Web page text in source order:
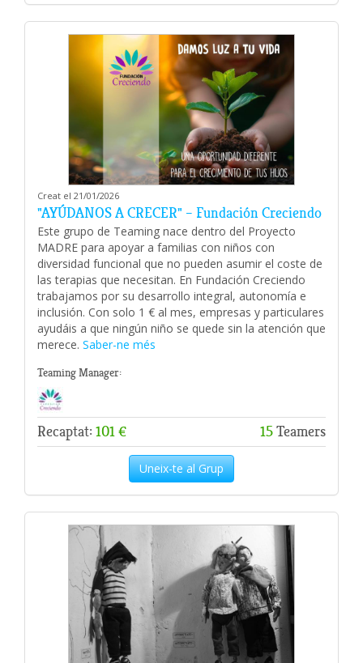
Creat el 21/01/2026
"AYÚDANOS A CRECER" – Fundación Creciendo
Este grupo de Teaming nace dentro del Proyecto
MADRE para apoyar a familias con niños con
diversidad funcional que no pueden asumir el coste de
las terapias que necesitan. En Fundación Creciendo
trabajamos por su desarrollo integral, autonomía e
inclusión. Con solo 1 € al mes, empresas y particulares
ayudáis a que ningún niño se quede sin la atención que
merece. Saber-ne més
Teaming Manager:
Recaptat: 101 € 15Teamers
Uneix-te al Grup